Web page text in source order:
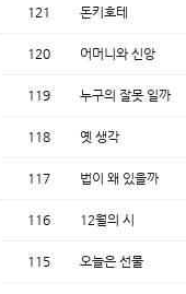
121 돈키호테
120 어머니와 신앙
119 누구의 잘못 일까
118 옛 생각
117 법이 왜 있을까
116 12월의 시
115 오늘은 선물